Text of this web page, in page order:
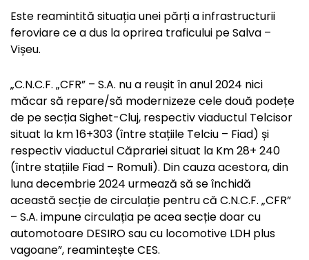
Este reamintită situația unei părți a infrastructurii
feroviare ce a dus la oprirea traficului pe Salva –
Vișeu.
„C.N.C.F. „CFR” – S.A. nu a reușit în anul 2024 nici
măcar să repare/să modernizeze cele două podețe
de pe secția Sighet-Cluj, respectiv viaductul Telcisor
situat la km 16+303 (între stațiile Telciu – Fiad) și
respectiv viaductul Căprariei situat la Km 28+ 240
(între stațiile Fiad – Romuli). Din cauza acestora, din
luna decembrie 2024 urmează să se închidă
această secție de circulație pentru că C.N.C.F. „CFR”
– S.A. impune circulația pe acea secție doar cu
automotoare DESIRO sau cu locomotive LDH plus
vagoane”, reamintește CES.